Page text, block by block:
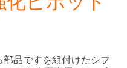
品ですを組付けたシフ